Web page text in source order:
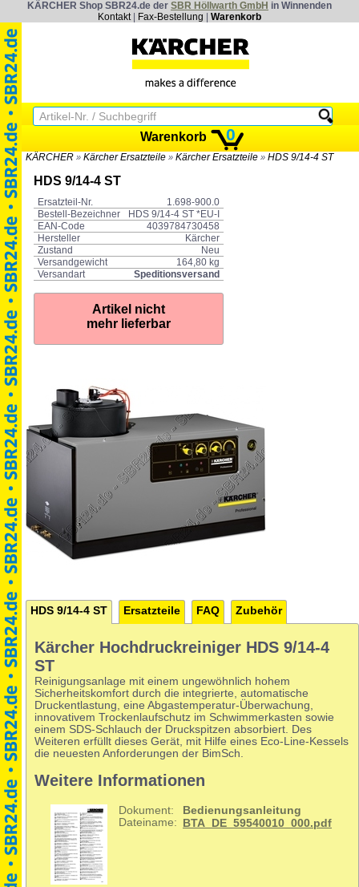
KÄRCHER Shop SBR24.de der SBR Höllwarth GmbH in Winnenden
Kontakt| Fax-Bestellung Warenkorb
Warenkorb 0
KÄRCHER » Kärcher Ersatzteile » Kärcher Ersatzteile » HDS 9/14-4 ST
HDS 9/14-4 ST
Ersatzteil-Nr.
1.698-900.0
Bestell-Bezeichner
HDS 9/14-4 ST *EU-I
EAN-Code
4039784730458
Hersteller
Kärcher
Zustand
Neu
Versandgewicht
164,80 kg
Versandart
Speditionsversand
Artikel nicht
mehr lieferbar
HDS 9/14-4 ST Ersatzteile FAQ Zubehör
Kärcher Hochdruckreiniger HDS 9/14-4
ST
Reinigungsanlage mit einem ungewöhnlich hohem
Sicherheitskomfort durch die integrierte, automatische
Druckentlastung, eine Abgastemperatur-Überwachung,
innovativem Trockenlaufschutz im Schwimmerkasten sowie
einem SDS-Schlauch der Druckspitzen absorbiert. Des
Weiteren erfüllt dieses Gerät, mit Hilfe eines Eco-Line-Kessels
die neuesten Anforderungen der BimSch.
Weitere Informationen
Dokument:
Bedienungsanleitung
Dateiname:
BTA_DE_59540010_000.pdf